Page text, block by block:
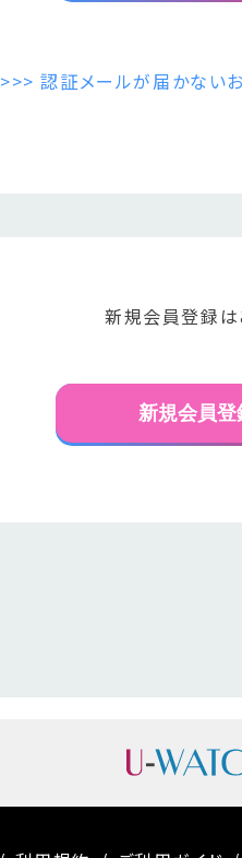
>>> 認証メールが届かない
新規会員登録は